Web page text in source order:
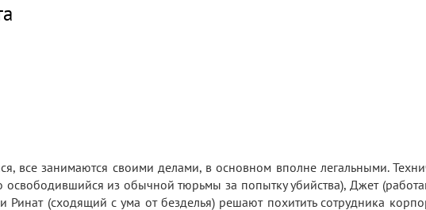
все занимаются своими делами, в основном вполне легальными.
освободившийся из обычной тюрьмы за попытку убийства), Джет
Ринат (сходящий с ума от безделья) решают похитить сотрудника